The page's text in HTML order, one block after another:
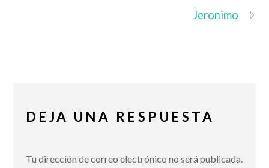
Jeronimo
DEJA UNA RESPUESTA
Tu dirección de correo electrónico no será publicada.